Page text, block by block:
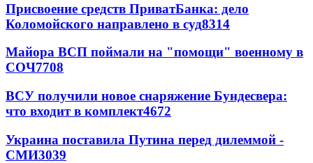
Присвоение средств ПриватБанка: дело
Коломойского направлено в суд8314
Майора ВСП поймали на "помощи" военному в
СОЧ7708
ВСУ получили новое снаряжение Бундесвера:
что входит в комплект4672
Украина поставила Путина перед дилеммой -
СМИ3039